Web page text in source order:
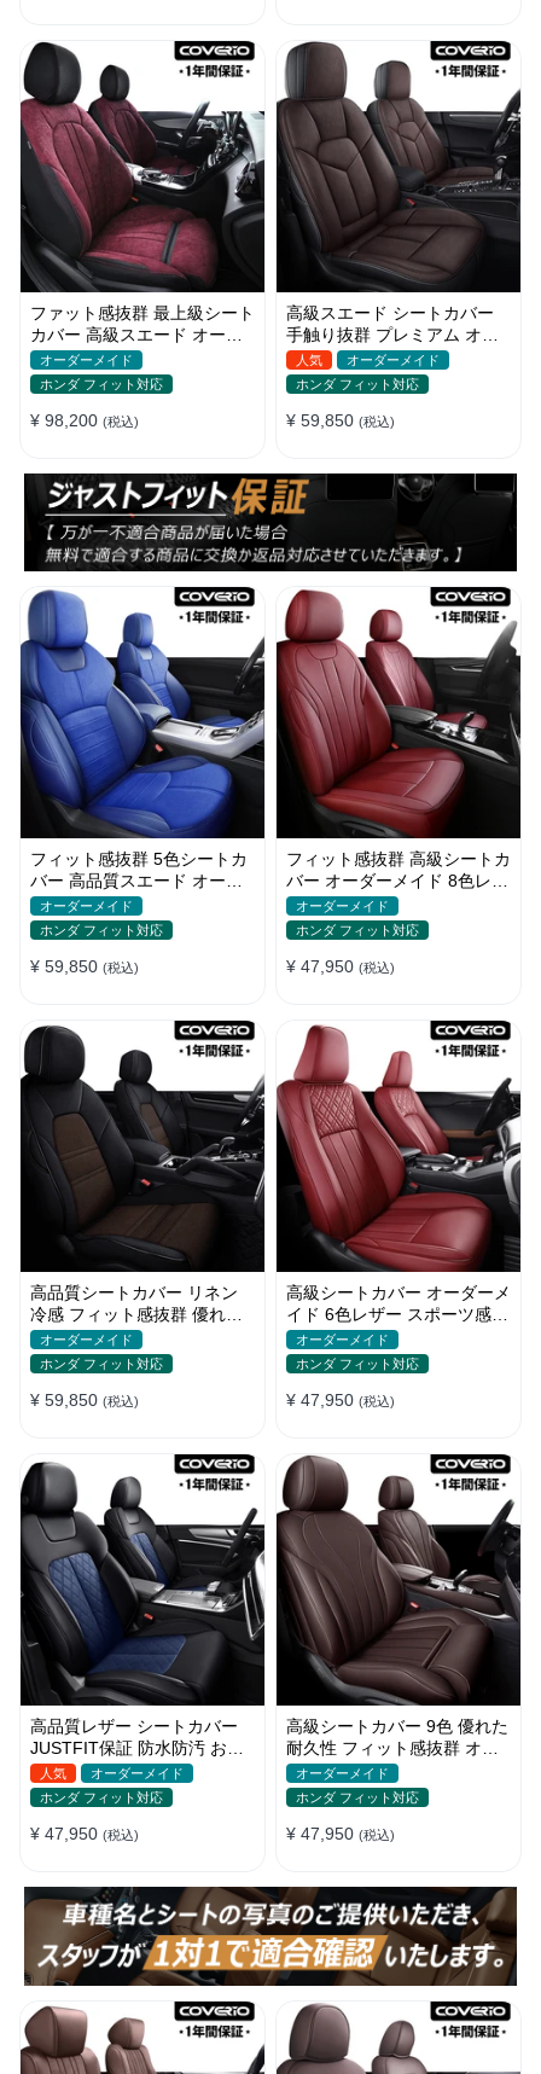
ファット感抜群 最上級シート
カバー 高級スエード オーダ
ーメイド防水仕様 全席セット
オーダーメイド
ホンダ フィット対応
¥ 98,200 (税込)
高級スエード シートカバー
手触り抜群 プレミアム オー
ダーメイド 防水防汚 全席セ
ット
人気
オーダーメイド
ホンダ フィット対応
¥ 59,850 (税込)
フィット感抜群 5色シートカ
バー 高品質スエード オーダ
ーメイド 防汚防水 耐久性
オーダーメイド
ホンダ フィット対応
¥ 59,850 (税込)
フィット感抜群 高級シートカ
バー オーダーメイド 8色レザ
ー 撥水・防水加工 全席セッ
ト
オーダーメイド
ホンダ フィット対応
¥ 47,950 (税込)
高品質シートカバー リネン
冷感 フィット感抜群 優れた
通気性 オーダーメイド 水洗
い
オーダーメイド
ホンダ フィット対応
¥ 59,850 (税込)
高級シートカバー オーダーメ
イド 6色レザー スポーツ感
耐摩耗性 軽/普自動車 SUV
オーダーメイド
ホンダ フィット対応
¥ 47,950 (税込)
高品質レザー シートカバー
JUSTFIT保証 防水防汚 おし
ゃれ 全席セット オーダーメ
イド
人気
オーダーメイド
ホンダ フィット対応
¥ 47,950 (税込)
高級シートカバー 9色 優れた
耐久性 フィット感抜群 オー
ダーメイド 防水レザー おし
ゃれ
オーダーメイド
ホンダ フィット対応
¥ 47,950 (税込)